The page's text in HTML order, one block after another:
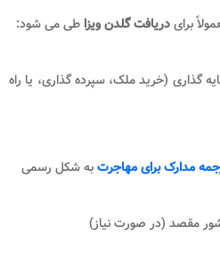
برایدریافت گلدن ویزا طی می شود:
گذاری (خرید ملک، سپرده گذاری، یا راه
مدارک برای مهاجرتبه شکل رسمی
مقصد (در صورت نیاز)